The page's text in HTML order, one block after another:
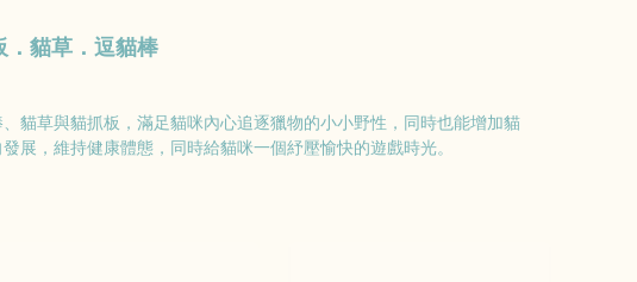
．貓草．逗貓棒
貓草與貓抓板，滿足貓咪內心追逐獵物的小小野性，同時也能增加貓
展，維持健康體態，同時給貓咪一個紓壓愉快的遊戲時光。